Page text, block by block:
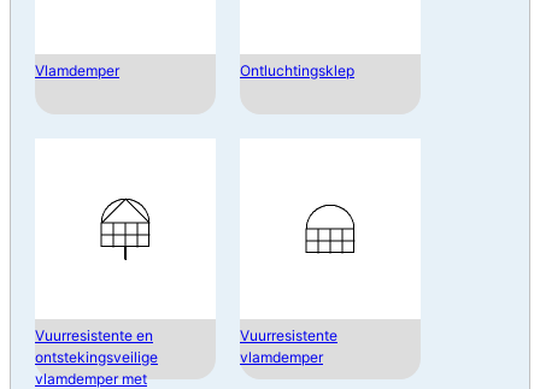
Vlamdemper Ontluchtingsklep
Vuurresistente en
ontstekingsveilige
vlamdemper met
Vuurresistente
vlamdemper